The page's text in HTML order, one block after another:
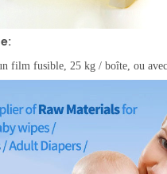
film fusible, 25 kg / boîte, ou